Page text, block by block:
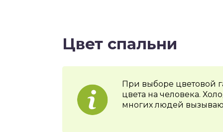
Цвет спальни
При выборе цветовой
цвета на человека.
многих людей